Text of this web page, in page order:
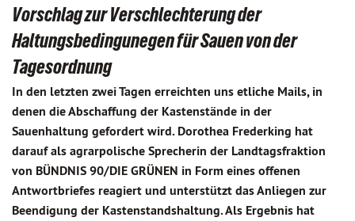
Vorschlag zur Verschlechterung der
Haltungsbedingunegen für Sauen von der
Tagesordnung
In den letzten zwei Tagen erreichten uns etliche Mails, in
denen die Abschaffung der Kastenstände in der
Sauenhaltung gefordert wird. Dorothea Frederking hat
darauf als agrarpolische Sprecherin der Landtagsfraktion
von BÜNDNIS 90/DIE GRÜNEN in Form eines offenen
Antwortbriefes reagiert und unterstützt das Anliegen zur
Beendigung der Kastenstandshaltung. Als Ergebnis hat